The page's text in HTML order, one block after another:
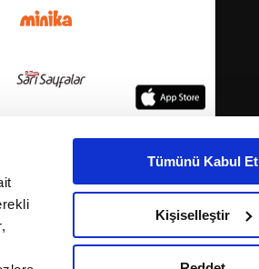
Tümünü Kabul Et
Kişiselleştir